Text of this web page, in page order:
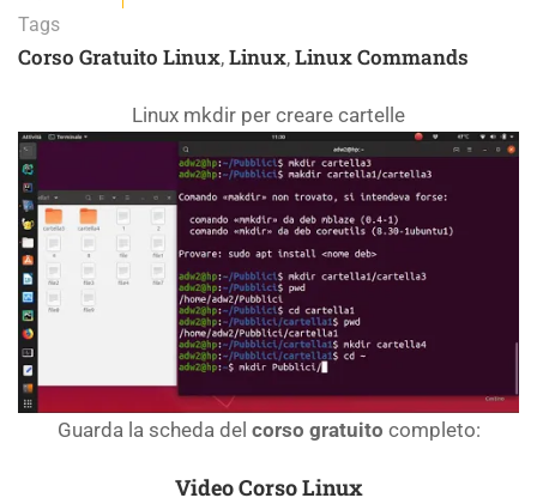
Tags
Corso Gratuito Linux, Linux, Linux Commands
Linux mkdir per creare cartelle
Guarda la scheda del corso gratuito completo:
Video Corso Linux